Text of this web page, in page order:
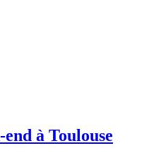
à Toulouse